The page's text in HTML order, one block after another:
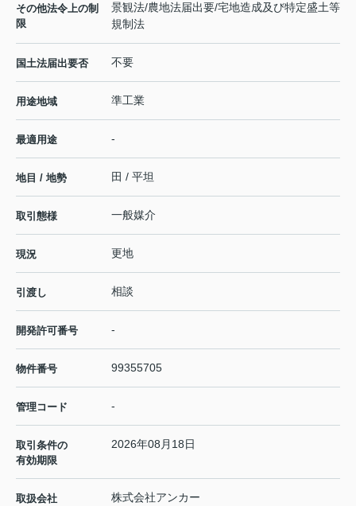
その他法令上の制
限
景観法/農地法届出要/宅地造成及び特定盛土等
規制法
国土法届出要否 不要
用途地域 準工業
最適用途 -
地目 / 地勢 田 / 平坦
取引態様 一般媒介
現況 更地
引渡し 相談
開発許可番号 -
物件番号 99355705
管理コード -
取引条件の
有効期限
2026年08月18日
取扱会社
株式会社アンカー